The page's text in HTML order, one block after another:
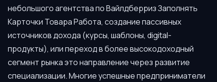
небольшого агентства по Вайлдберриз Заполнять
Карточки Товара Работа, создание пассивных
источников дохода (курсы, шаблоны, digital-
продукты), или переход в более высокодоходный
сегмент рынка это направление через развитие
специализации. Многие успешные предприниматели